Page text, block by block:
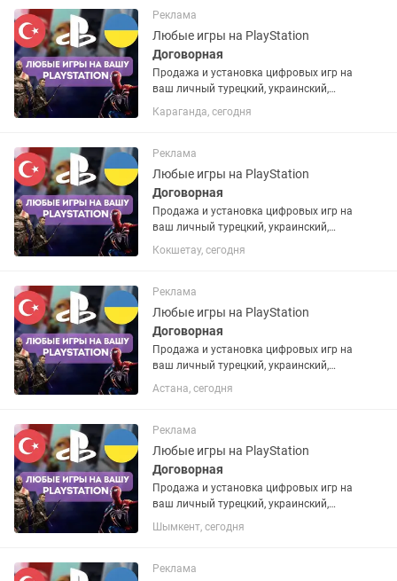
запросу. Работают на PS4 и...
Реклама
Любые игры на PlayStation
Договорная
Продажа и установка цифровых игр на
ваш личный турецкий, украинский,
американский или польский PSN
аккаунт. Если аккаунта нет – помогу
запросу. Работают на PS4 и...
Караганда, сегодня
Реклама
Любые игры на PlayStation
Договорная
Продажа и установка цифровых игр на
ваш личный турецкий, украинский,
американский или польский PSN
аккаунт. Если аккаунта нет – помогу
запросу. Работают на PS4 и...
Кокшетау, сегодня
Реклама
Любые игры на PlayStation
Договорная
Продажа и установка цифровых игр на
ваш личный турецкий, украинский,
американский или польский PSN
аккаунт. Если аккаунта нет – помогу
запросу. Работают на PS4 и...
Астана, сегодня
Реклама
Любые игры на PlayStation
Договорная
Продажа и установка цифровых игр на
ваш личный турецкий, украинский,
американский или польский PSN
запросу. Работают на PS4 и...
Шымкент, сегодня
Реклама